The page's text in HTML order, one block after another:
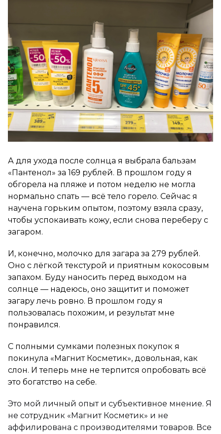
А для ухода после солнца я выбрала бальзам
«Пантенол» за 169 рублей. В прошлом году я
обгорела на пляже и потом неделю не могла
нормально спать — всё тело горело. Сейчас я
научена горьким опытом, поэтому взяла сразу,
чтобы успокаивать кожу, если снова переберу с
загаром.
И, конечно, молочко для загара за 279 рублей.
Оно с лёгкой текстурой и приятным кокосовым
запахом. Буду наносить перед выходом на
солнце — надеюсь, оно защитит и поможет
загару лечь ровно. В прошлом году я
пользовалась похожим, и результат мне
понравился.
С полными сумками полезных покупок я
покинула «Магнит Косметик», довольная, как
слон. И теперь мне не терпится опробовать всё
это богатство на себе.
Это мой личный опыт и субъективное мнение. Я
не сотрудник «Магнит Косметик» и не
аффилирована с производителями товаров. Все